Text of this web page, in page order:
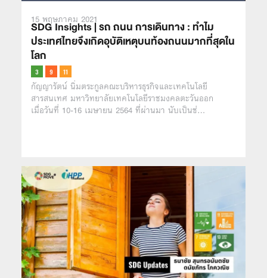
15 พฤษภาคม 2021
SDG Insights | รถ ถนน การเดินทาง : ทำไม
ประเทศไทยจึงเกิดอุบัติเหตุบนท้องถนนมากที่สุดใน
โลก
กัญญารัตน์ นิ่มตระกูลคณะบริหารธุรกิจและเทคโนโลยี
สารสนเทศ มหาวิทยาลัยเทคโนโลยีราชมงคลตะวันออก
เมื่อวันที่ 10-16 เมษายน 2564 ที่ผ่านมา นับเป็นช่…